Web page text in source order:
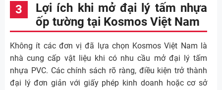
Lợi ích khi mở đại lý tấm nhựa
ốp tường tại Kosmos Việt Nam
Không ít các đơn vị đã lựa chọn Kosmos Việt Nam là
nhà cung cấp vật liệu khi có nhu cầu mở đại lý tấm
nhựa PVC. Các chính sách rõ ràng, điều kiện trở thành
đại lý đơn giản với giấy phép kinh doanh hoặc cơ sở